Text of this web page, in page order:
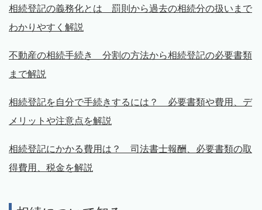
相続登記の義務化とは 罰則から過去の相続分の扱いまで
わかりやすく解説
不動産の相続手続き 分割の方法から相続登記の必要書類
まで解説
相続登記を自分で手続きするには？ 必要書類や費用、デ
メリットや注意点を解説
相続登記にかかる費用は？ 司法書士報酬、必要書類の取
得費用、税金を解説